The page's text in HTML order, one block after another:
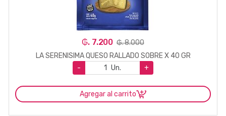
₲. 7.200 ₲. 8.000
LA SERENISIMA QUESO RALLADO SOBRE X 40 GR
-
Un. +
Agregar al carrito